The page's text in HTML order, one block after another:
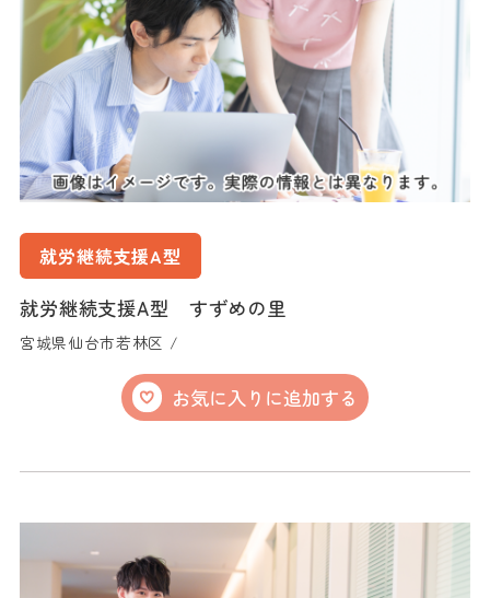
就労継続支援A型
就労継続支援A型 すずめの里
宮城県仙台市若林区 /
お気に入りに追加する